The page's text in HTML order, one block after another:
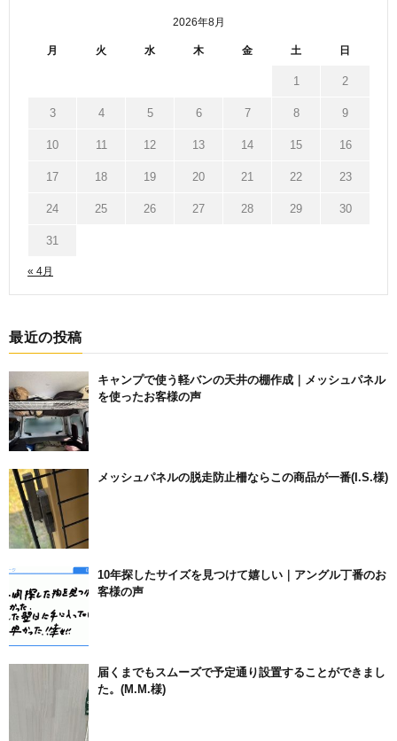
2026年8月
月 火 水 木 金 土 日
« 4月
1 2
3 4 5 6 7 8 9
10 11 12 13 14 15 16
17 18 19 20 21 22 23
24 25 26 27 28 29 30
31
最近の投稿
キャンプで使う軽バンの天井の棚作成｜メッシュパネル
を使ったお客様の声
メッシュパネルの脱走防止柵ならこの商品が一番(I.S.様)
10年探したサイズを見つけて嬉しい｜アングル丁番のお
客様の声
届くまでもスムーズで予定通り設置することができまし
た。(M.M.様)